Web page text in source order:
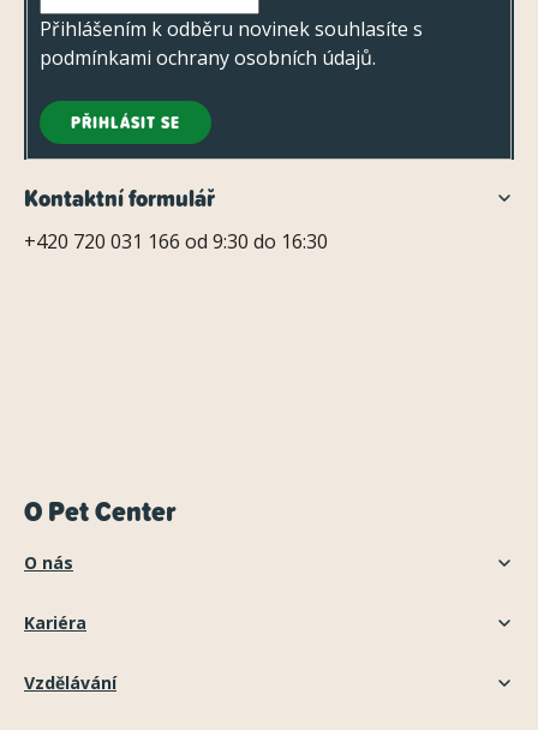
Přihlášením k odběru novinek souhlasíte s
podmínkami ochrany osobních údajů.
PŘIHLÁSIT SE
Kontaktní formulář
+420 720 031 166 od 9:30 do 16:30
O Pet Center
O nás
Kariéra
Vzdělávání